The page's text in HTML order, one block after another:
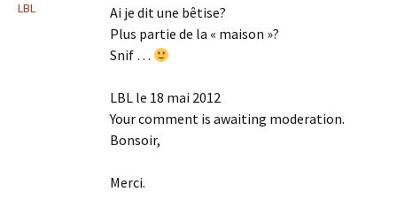
LBL
Ai je dit une bêtise?
Plus partie de la « maison »?
Snif …
LBL le 18 mai 2012
Your comment is awaiting moderation.
Bonsoir,
Merci.